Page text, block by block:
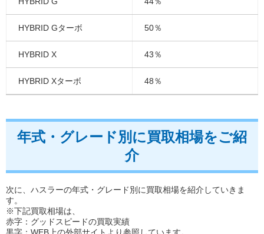
HYBRID Gターボ 50％
HYBRID X 43％
HYBRID Xターボ 48％
年式・グレード別に買取相場をご紹
介
次に、ハスラーの年式・グレード別に買取相場を紹介していきま
す。
※下記買取相場は、
赤字：グッドスピードの買取実績